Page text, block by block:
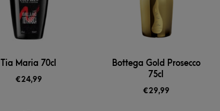
Tia Maria 70cl
€24,99
Bottega Gold Prosecco
75cl
€29,99